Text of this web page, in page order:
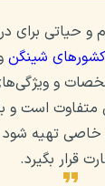
و حیاتی برای
کشورهای شینگن
و
است و
خاصی تهیه شود
قرار بگیرد.